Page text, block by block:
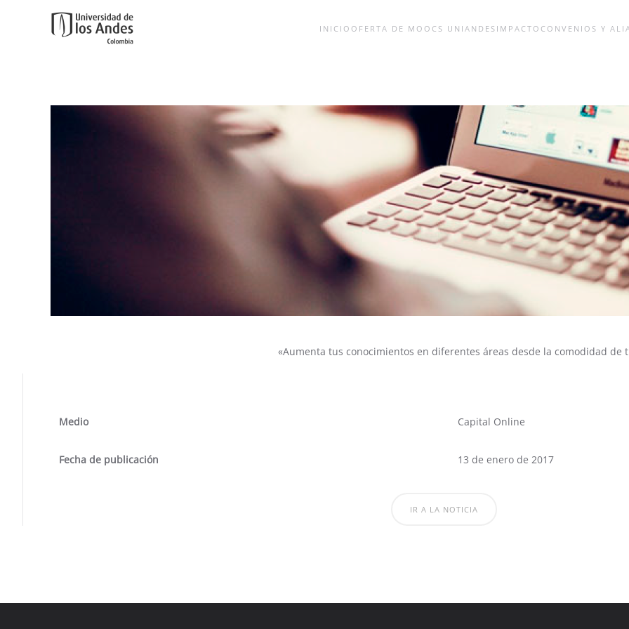
Ir al contenido principal INICIO OFERTA DE MOOCS UNIANDES IMPACTO CONVENIOS Y
«Aumenta tus conocimientos en diferentes áreas desde la comodidad de
Medio Capital Online
Fecha de publicación 13 de enero de 2017
IR A LA NOTICIA